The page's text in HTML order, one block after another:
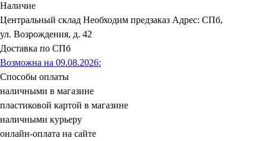
Наличие
Центральный склад Необходим предзаказ Адрес: СПб,
ул. Возрождения, д. 42
Доставка по СПб
Возможна на 09.08.2026:
Способы оплаты
наличными в магазине
пластиковой картой в магазине
наличными курьеру
онлайн-оплата на сайте